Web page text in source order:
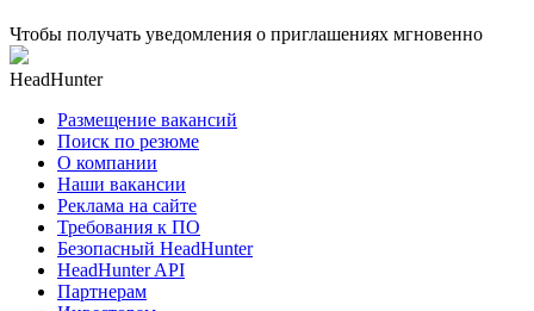
Чтобы получать уведомления о приглашениях мгновенно
HeadHunter
Размещение вакансий
Поиск по резюме
О компании
Наши вакансии
Реклама на сайте
Требования к ПО
Безопасный HeadHunter
HeadHunter API
Партнерам